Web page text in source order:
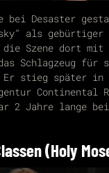
bei Desaster
als gebürtiger
die Szene dort
Schlagzeug für
Er stieg später in
Continental
2 Jahre lange bei
(Holy